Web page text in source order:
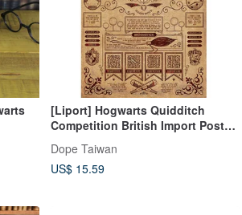
[Liport] Hogwarts Quidditch
Competition British Import Poster
Harry Potter
Dope Taiwan
US$ 15.59